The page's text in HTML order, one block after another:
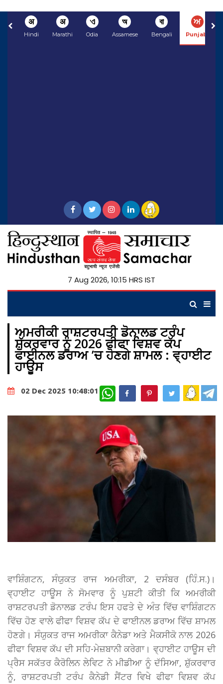
अ
Hindi
अ
Marathi
ଏ
Odia
অ
Assamese
বা
Bengali
ਅ
Punjabi
7 Aug 2026, 10:15 HRS IST
ਅਮਰੀਕੀ ਰਾਸ਼ਟਰਪਤੀ ਡੋਨਾਲਡ ਟਰੰਪ
ਸ਼ੁੱਕਰਵਾਰ ਨੂੰ 2026 ਫੀਫਾ ਵਿਸ਼ਵ ਕੱਪ
ਫਾਈਨਲ ਡਰਾਅ ’ਚ ਹੋਣਗੇ ਸ਼ਾਮਲ : ਵ੍ਹਾਈਟ
ਹਾਊਸ
02 Dec 2025 10:48:01 WhatsApp
ਵਾਸ਼ਿੰਗਟਨ, ਸੰਯੁਕਤ ਰਾਜ ਅਮਰੀਕਾ, 2 ਦਸੰਬਰ (ਹਿੰ.ਸ.)।
ਵ੍ਹਾਈਟ ਹਾਊਸ ਨੇ ਸੋਮਵਾਰ ਨੂੰ ਪੁਸ਼ਟੀ ਕੀਤੀ ਕਿ ਅਮਰੀਕੀ
ਰਾਸ਼ਟਰਪਤੀ ਡੋਨਾਲਡ ਟਰੰਪ ਇਸ ਹਫਤੇ ਦੇ ਅੰਤ ਵਿੱਚ ਵਾਸ਼ਿੰਗਟਨ
ਵਿੱਚ ਹੋਣ ਵਾਲੇ ਫੀਫਾ ਵਿਸ਼ਵ ਕੱਪ ਦੇ ਫਾਈਨਲ ਡਰਾਅ ਵਿੱਚ ਸ਼ਾਮਲ
ਹੋਣਗੇ। ਸੰਯੁਕਤ ਰਾਜ ਅਮਰੀਕਾ ਕੈਨੇਡਾ ਅਤੇ ਮੈਕਸੀਕੋ ਨਾਲ 2026
ਫੀਫਾ ਵਿਸ਼ਵ ਕੱਪ ਦੀ ਸਹਿ-ਮੇਜ਼ਬਾਨੀ ਕਰੇਗਾ। ਵ੍ਹਾਈਟ ਹਾਊਸ ਦੀ
ਪ੍ਰੈਸ ਸਕੱਤਰ ਕੈਰੋਲਿਨ ਲੇਵਿਟ ਨੇ ਮੀਡੀਆ ਨੂੰ ਦੱਸਿਆ, ਸ਼ੁੱਕਰਵਾਰ
ਨੂੰ, ਰਾਸ਼ਟਰਪਤੀ ਟਰੰਪ ਕੈਨੇਡੀ ਸੈਂਟਰ ਵਿਖੇ ਫੀਫਾ ਵਿਸ਼ਵ ਕੱਪ